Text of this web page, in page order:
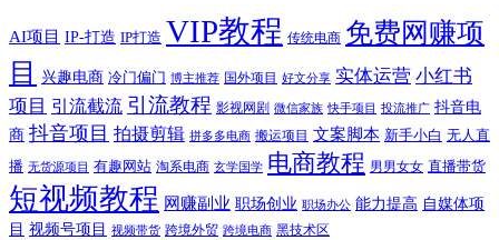
AI项目 IP-打造 IP打造 VIP教程 传统电商 免费网赚项
目
兴趣电商 冷门偏门 博主推荐 国外项目 好文分享 实体运营 小红书
项目 引流截流 引流教程 影视网剧 微信家族 快手项目 投流推广 抖音电
商 抖音项目 拍摄剪辑 拼多多电商 搬运项目 文案脚本 新手小白 无人直
播 无货源项目 有趣网站 淘系电商 玄学国学 电商教程 男男女女 直播带货
短视频教程 网赚副业 职场创业 职场办公 能力提高 自媒体项
目 视频号项目 视频带货 跨境外贸 跨境电商 黑技术区